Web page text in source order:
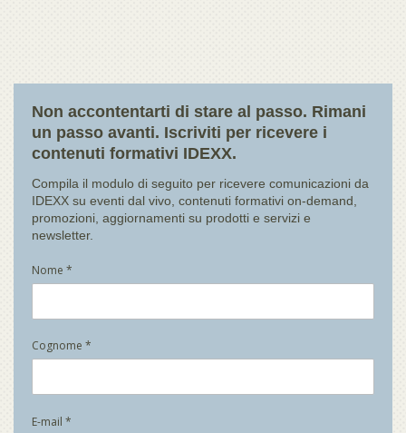
Non accontentarti di stare al passo. Rimani
un passo avanti. Iscriviti per ricevere i
contenuti formativi IDEXX.